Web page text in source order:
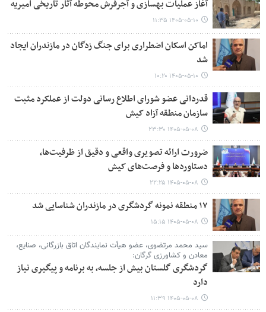
آغاز عملیات بهسازی و آجرفرش محوطه آثار تاریخی امیریه
۱۴۰۵-۰۵-۱۰ ۱۱:۳۵
اماکن اسکان اضطراری برای جنگ زدگان در مازندران ایجاد
شد
۱۴۰۵-۰۵-۱۰ ۱۰:۲۰
قدردانی عضو شورای اطلاع رسانی دولت از عملکرد مثبت
سازمان منطقه آزاد کیش
۱۴۰۵-۰۵-۰۸ ۲۳:۳۰
ضرورت ارائه تصویری واقعی و دقیق از ظرفیت‌ها،
دستاوردها و فرصت‌های کیش
۱۴۰۵-۰۵-۰۸ ۲۲:۲۵
۱۷ منطقه نمونه گردشگری در مازندران شناسایی شد
۱۴۰۵-۰۵-۰۸ ۱۵:۱۵
سید محمد مرتضوی، عضو هیأت نمایندگان اتاق بازرگانی، صنایع،
معادن و کشاورزی گرگان:
گردشگری گلستان بیش از جلسه، به برنامه و پیگیری نیاز
دارد
۱۴۰۵-۰۵-۰۸ ۱۱:۳۹